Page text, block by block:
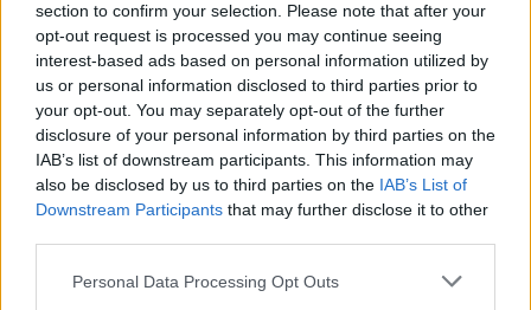
section to confirm your selection. Please note that after your
opt-out request is processed you may continue seeing
interest-based ads based on personal information utilized by
us or personal information disclosed to third parties prior to
your opt-out. You may separately opt-out of the further
disclosure of your personal information by third parties on the
IAB’s list of downstream participants. This information may
also be disclosed by us to third parties on the IAB’s List of
Downstream Participants that may further disclose it to other
Please note that this website/app uses one or more Google
Personal Data Processing Opt Outs
Amuse Bouche